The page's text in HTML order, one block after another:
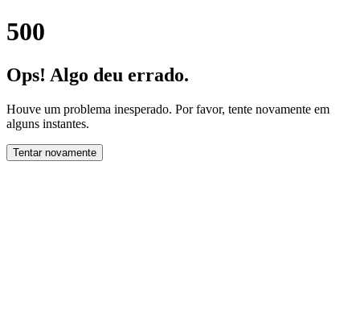
500
Ops! Algo deu errado.
Houve um problema inesperado. Por favor, tente novamente em
alguns instantes.
Tentar novamente